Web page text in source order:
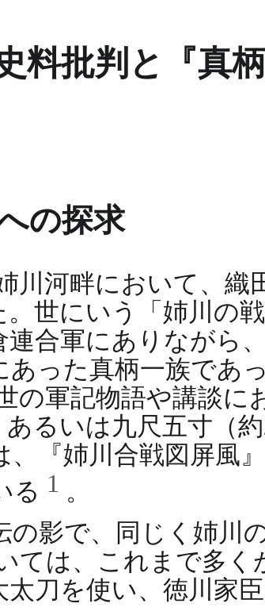
料批判と『真
の探求
川河畔において、織
世にいう「姉川の
連合軍にありながら
った真柄一族であ
の軍記物語や講談に
るいは九尺五寸（
『姉川合戦図屏風
る 1 。
の影で、同じく姉川
ては、これまで多
太刀を使い、徳川家